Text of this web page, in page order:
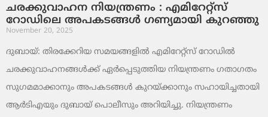
ചരക്കുവാഹന നിയന്ത്രണം : എമിറേറ്റ്സ്
റോഡിലെ അപകടങ്ങൾ ഗണ്യമായി കുറഞ്ഞു
November 20, 2025
ദുബായ്: തിരക്കേറിയ സമയങ്ങളിൽ എമിറേറ്റ്സ് റോഡിൽ
ചരക്കുവാഹനങ്ങൾക്ക് ഏർപ്പെടുത്തിയ നിയന്ത്രണം ഗതാഗതം
സുഗമമാക്കാനും അപകടങ്ങൾ കുറയ്ക്കാനും സഹായിച്ചതായി
ആർടിഎയും ദുബായ് പൊലീസും അറിയിച്ചു. നിയന്ത്രണം